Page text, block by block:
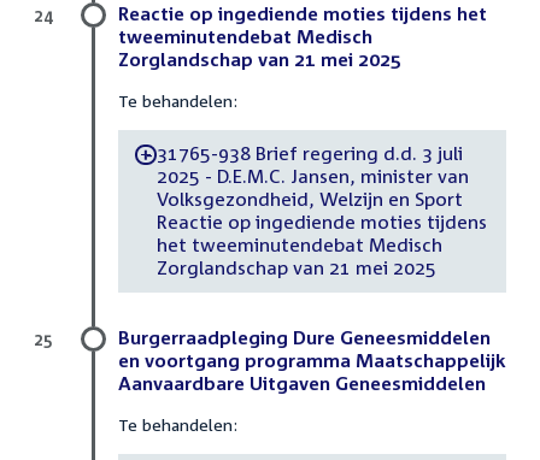
Reactie op ingediende moties tijdens het
tweeminutendebat Medisch
Zorglandschap van 21 mei 2025
Te behandelen:
-31765-938 Brief regering d.d. 3 juli
2025 - D.E.M.C. Jansen, minister van
Volksgezondheid, Welzijn en Sport
Reactie op ingediende moties tijdens
het tweeminutendebat Medisch
Zorglandschap van 21 mei 2025
24
Burgerraadpleging Dure Geneesmiddelen
en voortgang programma Maatschappelijk
Aanvaardbare Uitgaven Geneesmiddelen
Te behandelen:
25